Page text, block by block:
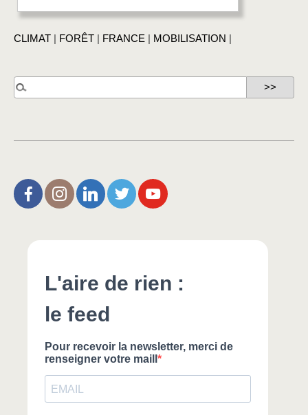
CLIMAT | FORÊT | FRANCE | MOBILISATION |
L’Aire de Rien (facebook)
Christophe Noisette (instagram)
Christophe Noisette (Linkedin)
Christophe Noisette (X | Twitter)
L’Aire de Rien (You Tube)